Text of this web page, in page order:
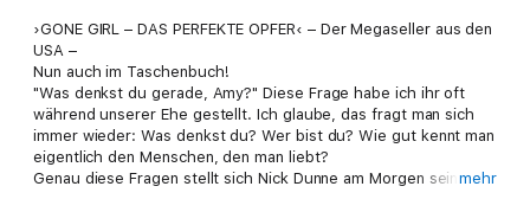
›GONE GIRL – DAS PERFEKTE OPFER‹ – Der Megaseller aus den
USA –
Nun auch im Taschenbuch!
"Was denkst du gerade, Amy?" Diese Frage habe ich ihr oft
während unserer Ehe gestellt. Ich glaube, das fragt man sich
immer wieder: Was denkst du? Wer bist du? Wie gut kennt man
eigentlich den Menschen, den man liebt?
Genau diese Fragen stellt sich Nick Dunne am Morgen seinesmehr